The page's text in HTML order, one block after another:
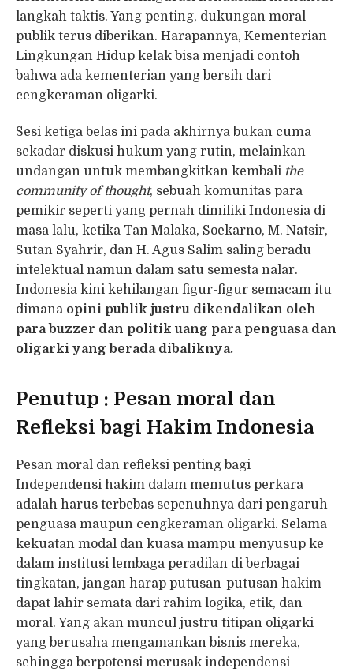
langkah taktis. Yang penting, dukungan moral
publik terus diberikan. Harapannya, Kementerian
Lingkungan Hidup kelak bisa menjadi contoh
bahwa ada kementerian yang bersih dari
cengkeraman oligarki.
Sesi ketiga belas ini pada akhirnya bukan cuma
sekadar diskusi hukum yang rutin, melainkan
undangan untuk membangkitkan kembali the
community of thought, sebuah komunitas para
pemikir seperti yang pernah dimiliki Indonesia di
masa lalu, ketika Tan Malaka, Soekarno, M. Natsir,
Sutan Syahrir, dan H. Agus Salim saling beradu
intelektual namun dalam satu semesta nalar.
Indonesia kini kehilangan figur-figur semacam itu
dimana opini publik justru dikendalikan oleh
para buzzer dan politik uang para penguasa dan
oligarki yang berada dibaliknya.
Penutup : Pesan moral dan
Refleksi bagi Hakim Indonesia
Pesan moral dan refleksi penting bagi
Independensi hakim dalam memutus perkara
adalah harus terbebas sepenuhnya dari pengaruh
penguasa maupun cengkeraman oligarki. Selama
kekuatan modal dan kuasa mampu menyusup ke
dalam institusi lembaga peradilan di berbagai
tingkatan, jangan harap putusan-putusan hakim
dapat lahir semata dari rahim logika, etik, dan
moral. Yang akan muncul justru titipan oligarki
yang berusaha mengamankan bisnis mereka,
sehingga berpotensi merusak independensi